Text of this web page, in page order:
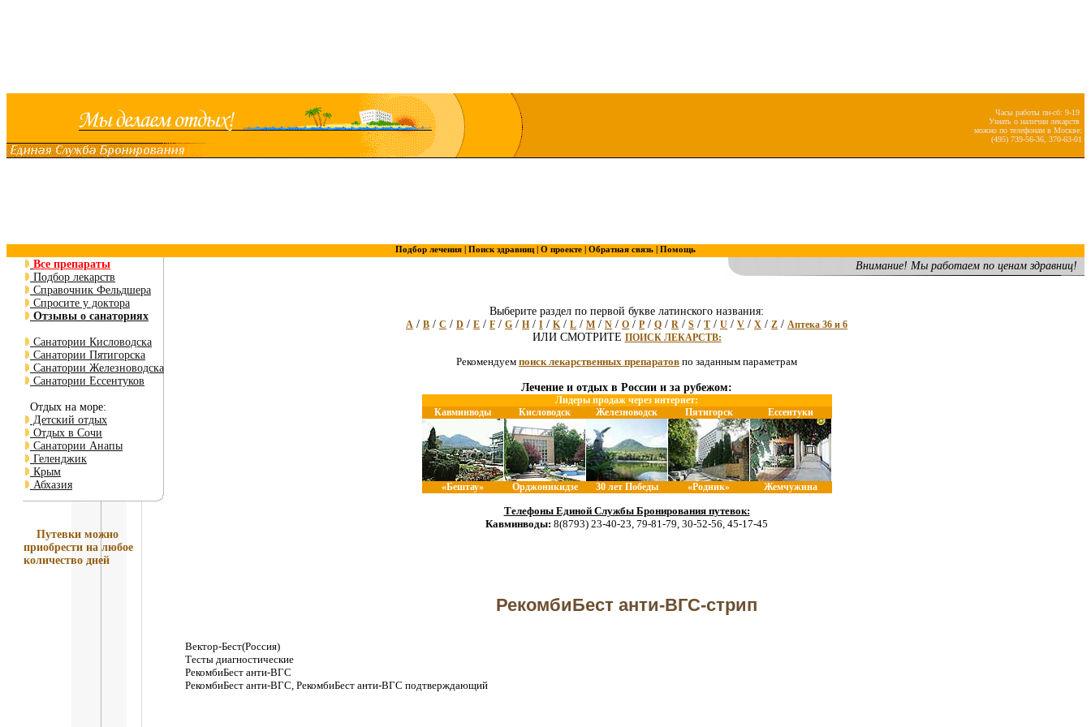
Часы работы пн-сб: 9-19
Узнать о наличии лекарств
можно по телефонам в Москве:
(495) 739-56-36, 370-63-01
Подбор лечения | Поиск здравниц | О проекте | Обратная связь | Помощь
Все препараты
Подбор лекарств
Справочник Фельдшера
Спросите у доктора
Отзывы о санаториях
Санатории Кисловодска
Санатории Пятигорска
Санатории Железноводска
Санатории Ессентуков
Отдых на море:
Детский отдых
Отдых в Сочи
Санатории Анапы
Геленджик
Крым
Абхазия
Путевки можно
приобрести на любое
количество дней
Внимание! Мы работаем по ценам здравниц!
Выберите раздел по первой букве латинского названия:
A / B / C / D / E / F / G / H / I / K/ L / M / N / O / P / Q / R / S / T / U / V / X / Z / Аптека 36 и 6
ИЛИ СМОТРИТЕ ПОИСК ЛЕКАРСТВ:
Рекомендуем поиск лекарственных препаратов по заданным параметрам
Лечение и отдых в России и за рубежом:
Лидеры продаж через интернет:
Кавминводы
Кисловодск Железноводск Пятигорск Ессентуки
«Бештау» Орджоникидзе 30 лет Победы «Родник» Жемчужина
Телефоны Единой Службы Бронирования путевок:
Кавминводы: 8(8793) 23-40-23, 79-81-79, 30-52-56, 45-17-45
РекомбиБест анти-ВГС-стрип
Вектор-Бест(Россия)
Тесты диагностические
РекомбиБест анти-ВГС
РекомбиБест анти-ВГС, РекомбиБест анти-ВГС подтверждающий